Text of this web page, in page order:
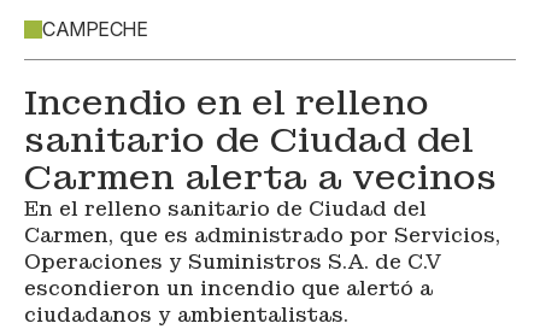
CAMPECHE
Incendio en el relleno
sanitario de Ciudad del
Carmen alerta a vecinos
En el relleno sanitario de Ciudad del
Carmen, que es administrado por Servicios,
Operaciones y Suministros S.A. de C.V
escondieron un incendio que alertó a
ciudadanos y ambientalistas.